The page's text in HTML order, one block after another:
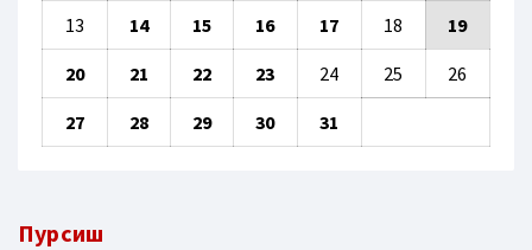
13 14 15 16 17 18 19
20 21 22 23 24 25 26
27 28 29 30 31
Пурсиш